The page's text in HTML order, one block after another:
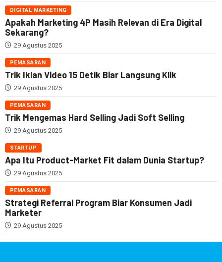
DIGITAL MARKETING
Apakah Marketing 4P Masih Relevan di Era Digital
Sekarang?
29 Agustus 2025
PEMASARAN
Trik Iklan Video 15 Detik Biar Langsung Klik
29 Agustus 2025
PEMASARAN
Trik Mengemas Hard Selling Jadi Soft Selling
29 Agustus 2025
STARTUP
Apa Itu Product-Market Fit dalam Dunia Startup?
29 Agustus 2025
PEMASARAN
Strategi Referral Program Biar Konsumen Jadi
Marketer
29 Agustus 2025